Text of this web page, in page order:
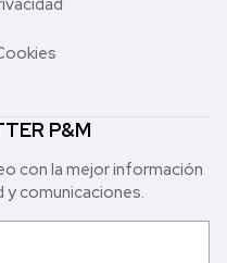
P&M
con la mejor in formación
y comunicaciones.